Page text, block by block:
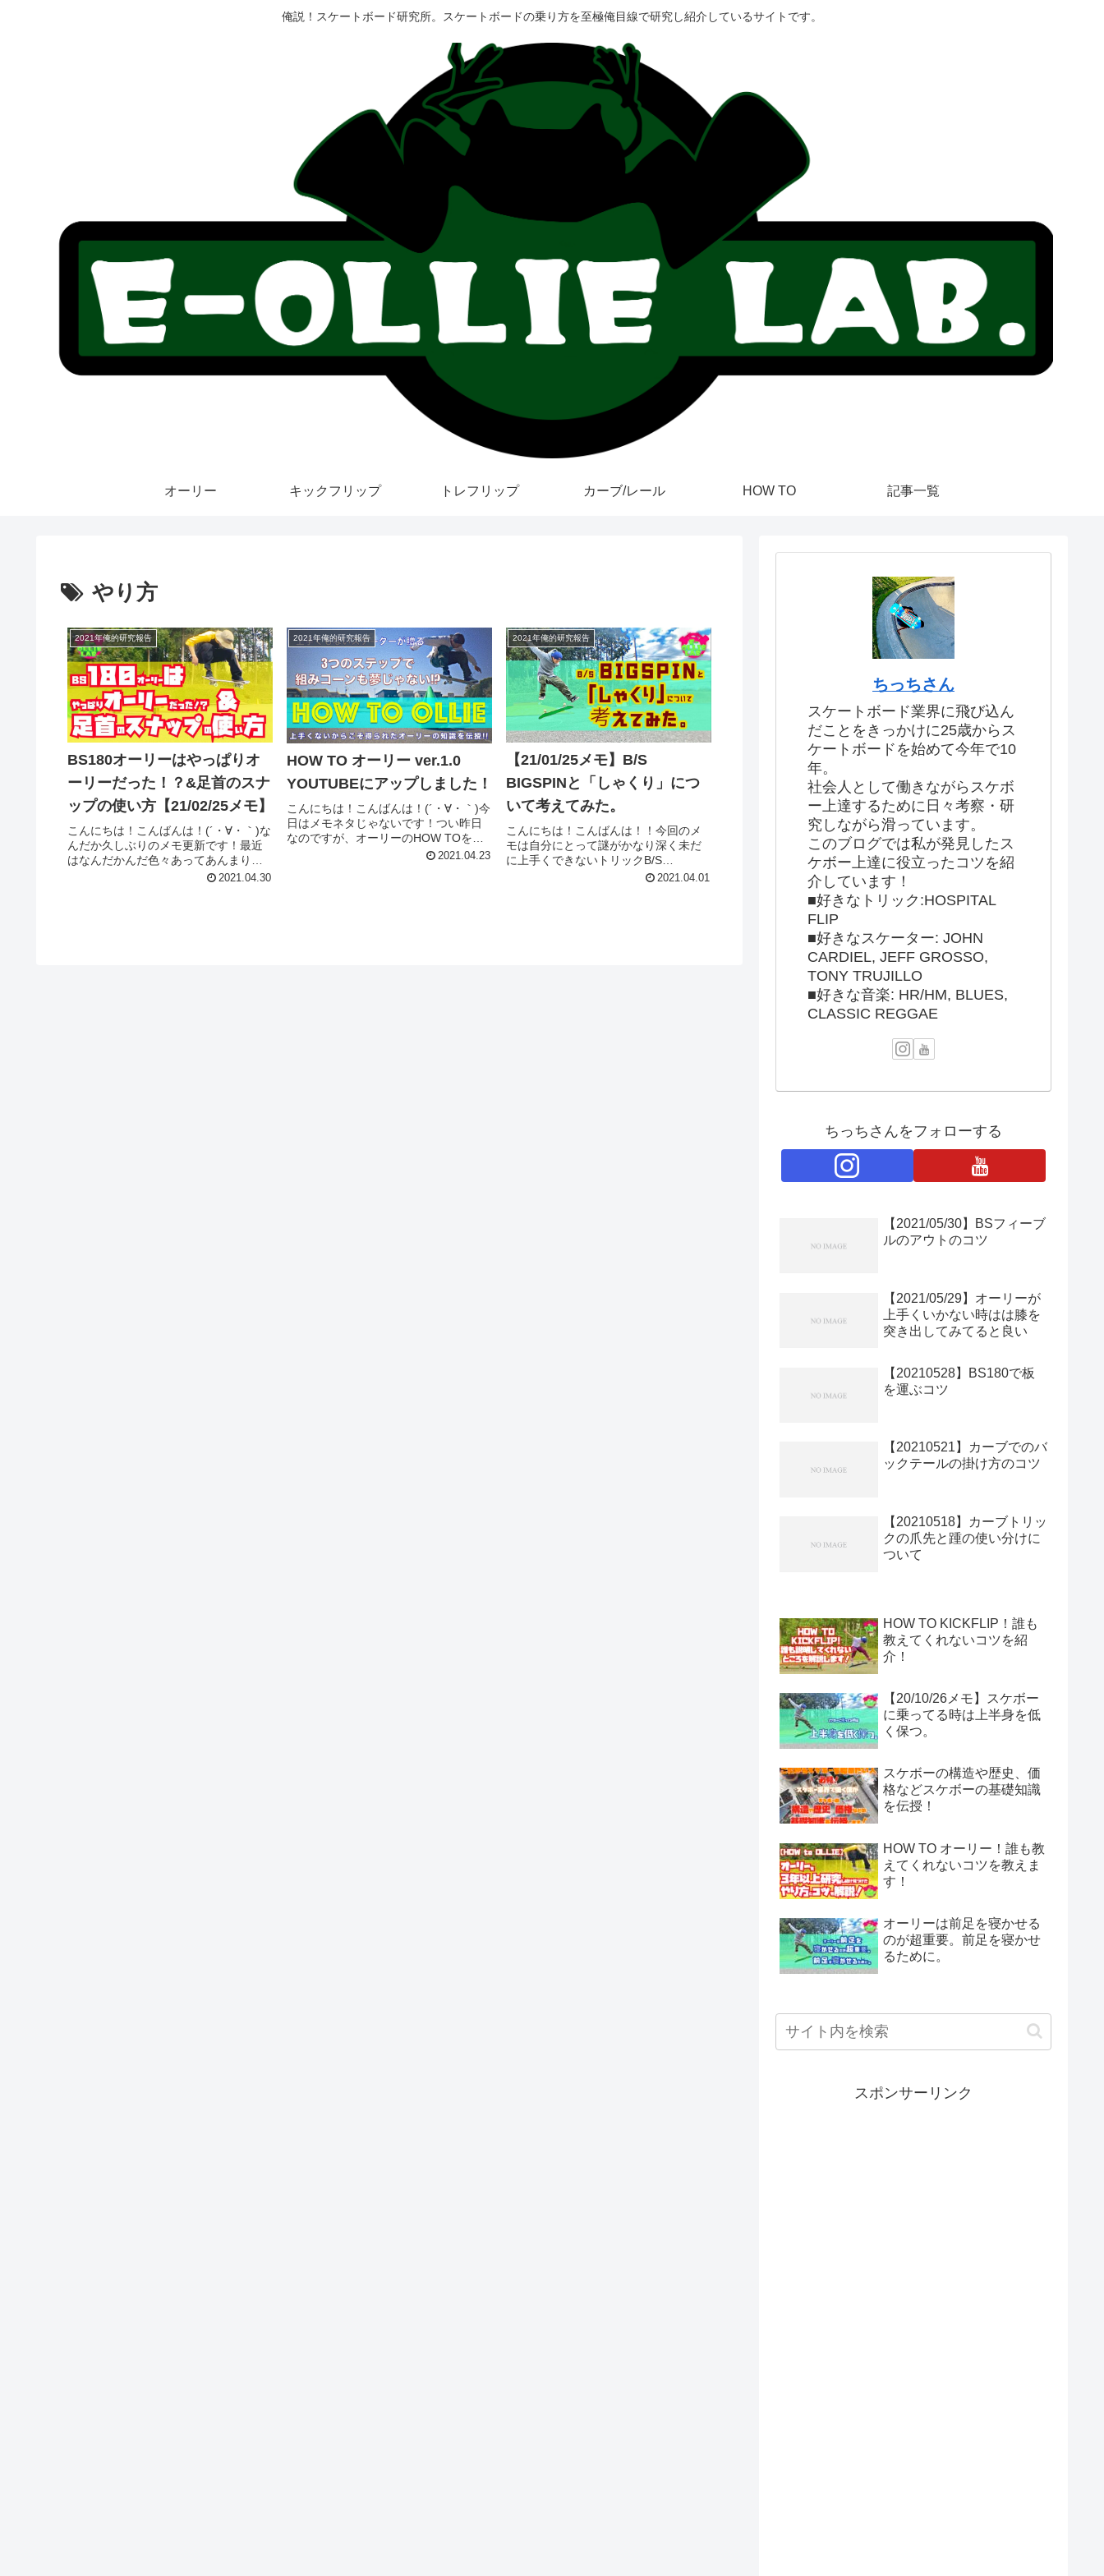
俺説！スケートボード研究所。スケートボードの乗り方を至極俺目線で研究し紹介しているサイトです。
オーリー キックフリップ トレフリップ カーブ/レール HOW TO 記事一覧
やり方
2021年俺的研究報告
BS180オーリーはやっぱりオ
ーリーだった！？&足首のスナ
ップの使い方【21/02/25メモ】
こんにちは！こんばんは！(´・∀・｀)な
んだか久しぶりのメモ更新です！最近
はなんだかんだ色々あってあんまり滑
れてなくて、、、気づきメモもあまり
2021.04.30
2021年俺的研究報告
HOW TO オーリー ver.1.0
YOUTUBEにアップしました！
こんにちは！こんばんは！(´・∀・｀)今
日はメモネタじゃないです！つい昨日
なのですが、オーリーのHOW TOを
YOUTUBEにアップしました！！！わー
2021.04.23
2021年俺的研究報告
【21/01/25メモ】B/S
BIGSPINと「しゃくり」につ
いて考えてみた。
こんにちは！こんばんは！！今回のメ
モは自分にとって謎がかなり深く未だ
に上手くできないトリックB/S
BIGSPIN(バックサイド ビッグスピン)
2021.04.01
ちっちさん
スケートボード業界に飛び込ん
だことをきっかけに25歳からス
ケートボードを始めて今年で10
年。
社会人として働きながらスケボ
ー上達するために日々考察・研
究しながら滑っています。
このブログでは私が発見したス
ケボー上達に役立ったコツを紹
介しています！
■好きなトリック:HOSPITAL
FLIP
■好きなスケーター: JOHN
CARDIEL, JEFF GROSSO,
TONY TRUJILLO
■好きな音楽: HR/HM, BLUES,
CLASSIC REGGAE
ちっちさんをフォローする
【2021/05/30】BSフィーブ
ルのアウトのコツ
【2021/05/29】オーリーが
上手くいかない時はは膝を
突き出してみてると良い
【20210528】BS180で板
を運ぶコツ
【20210521】カーブでのバ
ックテールの掛け方のコツ
【20210518】カーブトリッ
クの爪先と踵の使い分けに
ついて
HOW TO KICKFLIP！誰も
教えてくれないコツを紹
介！
【20/10/26メモ】スケボー
に乗ってる時は上半身を低
く保つ。
スケボーの構造や歴史、価
格などスケボーの基礎知識
を伝授！
HOW TO オーリー！誰も教
えてくれないコツを教えま
す！
オーリーは前足を寝かせる
のが超重要。前足を寝かせ
るために。
スポンサーリンク